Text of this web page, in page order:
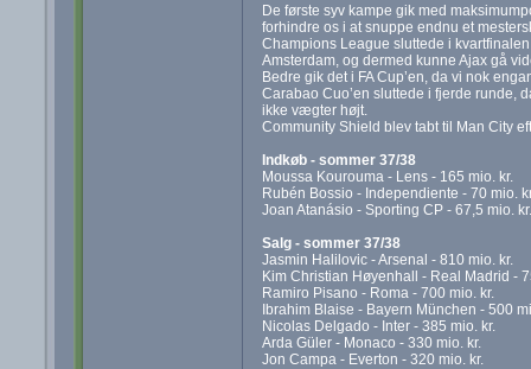
De første syv kampe gik med
forhindre os i at snuppe endnu et
Champions League sluttede i
Amsterdam, og dermed kunne Ajax gå
Bedre gik det i FA Cup’en, da vi nok
Carabao Cuo’en sluttede i fjerde runde,
ikke vægter højt.
Community Shield blev tabt til Man City
Indkøb - sommer 37/38
Moussa Kourouma - Lens - 165 mio. kr.
Rubén Bossio - Independiente - 70 mio.
Joan Atanásio - Sporting CP - 67,5 mio. kr.
Salg - sommer 37/38
Jasmin Halilovic - Arsenal - 810 mio. kr.
Kim Christian Høyenhall - Real Madrid -
Ramiro Pisano - Roma - 700 mio. kr.
Ibrahim Blaise - Bayern München - 500
Nicolas Delgado - Inter - 385 mio. kr.
Arda Güler - Monaco - 330 mio. kr.
Jon Campa - Everton - 320 mio. kr.